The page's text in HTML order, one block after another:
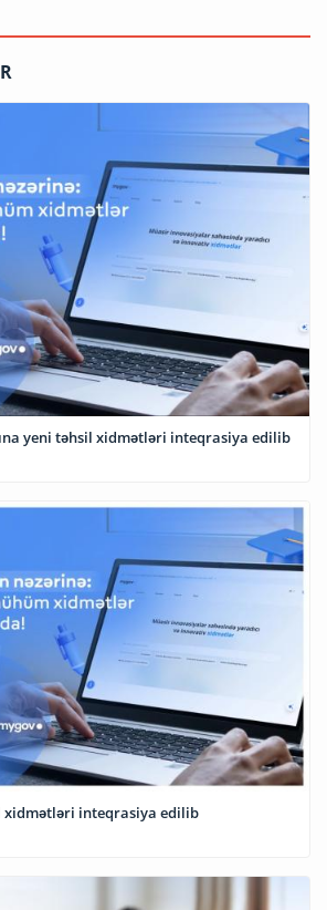
yeni təhsil xidmətləri inteqrasiya edilib
xidmətləri inteqrasiya edilib